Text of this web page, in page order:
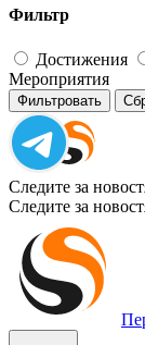
Фильтр
Достижения
Мероприятия
Фильтровать
Следите за
Следите за